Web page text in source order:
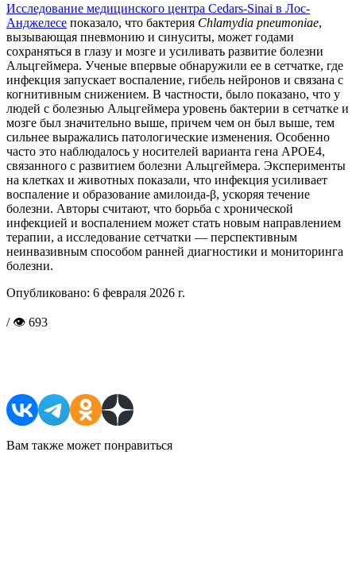
Исследование медицинского центра Cedars-Sinai в Лос-
Анджелесе показало, что бактерия Chlamydia pneumoniae,
вызывающая пневмонию и синуситы, может годами
сохраняться в глазу и мозге и усиливать развитие болезни
Альцгеймера. Ученые впервые обнаружили ее в сетчатке, где
инфекция запускает воспаление, гибель нейронов и связана с
когнитивным снижением. В частности, было показано, что у
людей с болезнью Альцгеймера уровень бактерии в сетчатке и
мозге был значительно выше, причем чем он был выше, тем
сильнее выражались патологические изменения. Особенно
часто это наблюдалось у носителей варианта гена APOE4,
связанного с развитием болезни Альцгеймера. Эксперименты
на клетках и животных показали, что инфекция усиливает
воспаление и образование амилоида-β, ускоряя течение
болезни. Авторы считают, что борьба с хронической
инфекцией и воспалением может стать новым направлением
терапии, а исследование сетчатки — перспективным
неинвазивным способом ранней диагностики и мониторинга
болезни.
Опубликовано: 6 февраля 2026 г.
/ 👁 693
Вам также может понравиться